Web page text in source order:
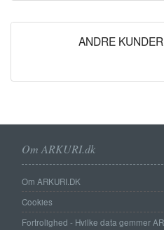
ANDRE
Om ARKURI.dk
Om ARKURI.DK
Cookies
Fortrolighed - Hvilke data gemmer